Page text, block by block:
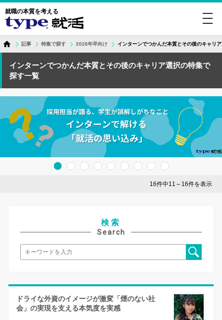
就職の本質を考える
記事 特集で探す 2028年卒向け インターンでつかんだ本質とその後のキャリ
インターンでつかんだ本質とその後のキャリア選択の特集で
探す一覧
16件中11～16件を表示
検索
Search
ドライな外資のイメージが激変「煙のない社
会」の実現を支える本気度を実感